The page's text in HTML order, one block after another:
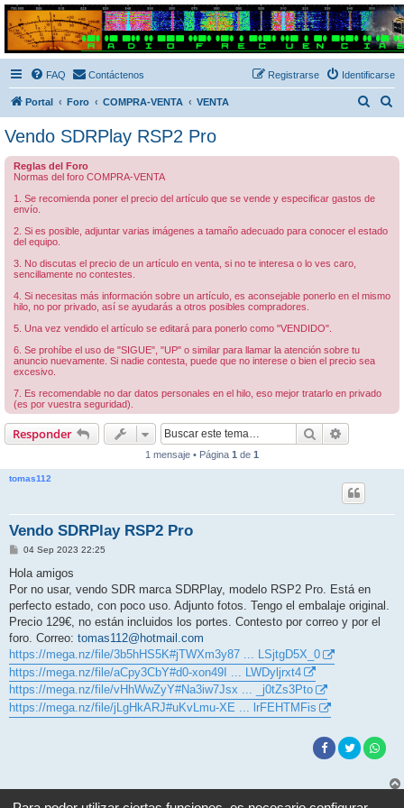
Radio Frecuencias
Foro de Radio Frecuencias
FAQ Contáctenos Identificarse
Registrarse
Portal Foro COMPRA-VENTA VENTA
Vendo SDRPlay RSP2 Pro
Reglas del Foro
Normas del foro COMPRA-VENTA
1. Se recomienda poner el precio del artículo que se vende y especificar gastos de
envío.
2. Si es posible, adjuntar varias imágenes a tamaño adecuado para conocer el estado
del equipo.
3. No discutas el precio de un artículo en venta, si no te interesa o lo ves caro,
sencillamente no contestes.
4. Si necesitas más información sobre un artículo, es aconsejable ponerlo en el mismo
hilo, no por privado, así se ayudarás a otros posibles compradores.
5. Una vez vendido el artículo se editará para ponerlo como "VENDIDO".
6. Se prohíbe el uso de "SIGUE", "UP" o similar para llamar la atención sobre tu
anuncio nuevamente. Si nadie contesta, puede que no interese o bien el precio sea
excesivo.
7. Es recomendable no dar datos personales en el hilo, eso mejor tratarlo en privado
(es por vuestra seguridad).
Responder Buscar
1 mensaje • Página 1 de 1
tomas112
Vendo SDRPlay RSP2 Pro
M
n
a
j
04 Sep 2023 22:25
Hola amigos
Por no usar, vendo SDR marca SDRPlay, modelo RSP2 Pro. Está en
perfecto estado, con poco uso. Adjunto fotos. Tengo el embalaje original.
Precio 129€, no están incluidos los portes. Contesto por correo y por el
foro. Correo: tomas112@hotmail.com
https://mega.nz/file/3b5hHS5K#jTWXm3y87 ... LSjtgD5X_0
https://mega.nz/file/aCpy3CbY#d0-xon49I ... LWDyljrxt4
https://mega.nz/file/vHhWwZyY#Na3iw7Jsx ... _j0tZs3Pto
https://mega.nz/file/jLgHkARJ#uKvLmu-XE ... lrFEHTMFis